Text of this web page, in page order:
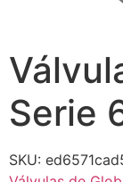
Serie
SKU: